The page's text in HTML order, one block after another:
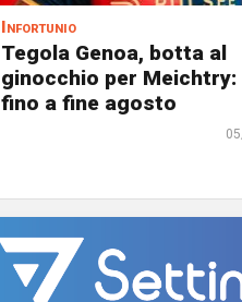
Infortunio
Tegola Genoa, botta al
ginocchio per Meichtry:
fino a fine agosto